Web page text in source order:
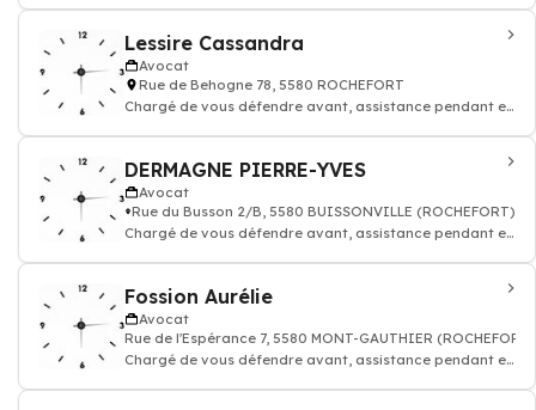
Lessire Cassandra
Avocat
Rue de Behogne 78, 5580 ROCHEFORT
Chargé de vous défendre avant, assistance pendant et
DERMAGNE PIERRE-YVES
Avocat
Rue du Busson 2/B, 5580 BUISSONVILLE (ROCHEFORT)
Chargé de vous défendre avant, assistance pendant et
Fossion Aurélie
Avocat
Rue de l'Espérance 7, 5580 MONT-GAUTHIER (ROCHEFORT)
Chargé de vous défendre avant, assistance pendant et